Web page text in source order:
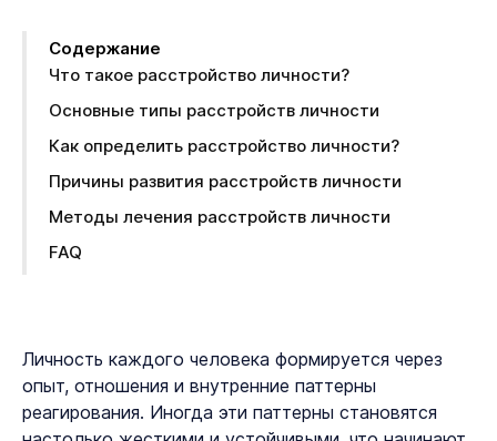
Содержание
Что такое расстройство личности?
Основные типы расстройств личности
Как определить расстройство личности?
Причины развития расстройств личности
Методы лечения расстройств личности
FAQ
Личность каждого человека формируется через
опыт, отношения и внутренние паттерны
реагирования. Иногда эти паттерны становятся